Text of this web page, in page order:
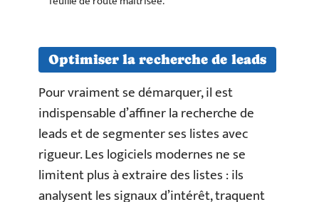
Optimiser la recherche de leads
Pour vraiment se démarquer, il est
indispensable d’affiner la recherche de
leads et de segmenter ses listes avec
rigueur. Les logiciels modernes ne se
limitent plus à extraire des listes : ils
analysent les signaux d’intérêt, traquent